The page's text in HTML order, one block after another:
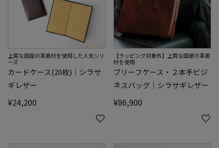
上質な国産の革素材を使用した人気シリ
ーズ
カードケース(20枚)｜シラサ
ギレザー
¥24,200
【ラッピング対象外】上質な国産の革素
材を使用
ブリーフケース・２本手ビジ
ネスバッグ｜シラサギレザー
¥86,900